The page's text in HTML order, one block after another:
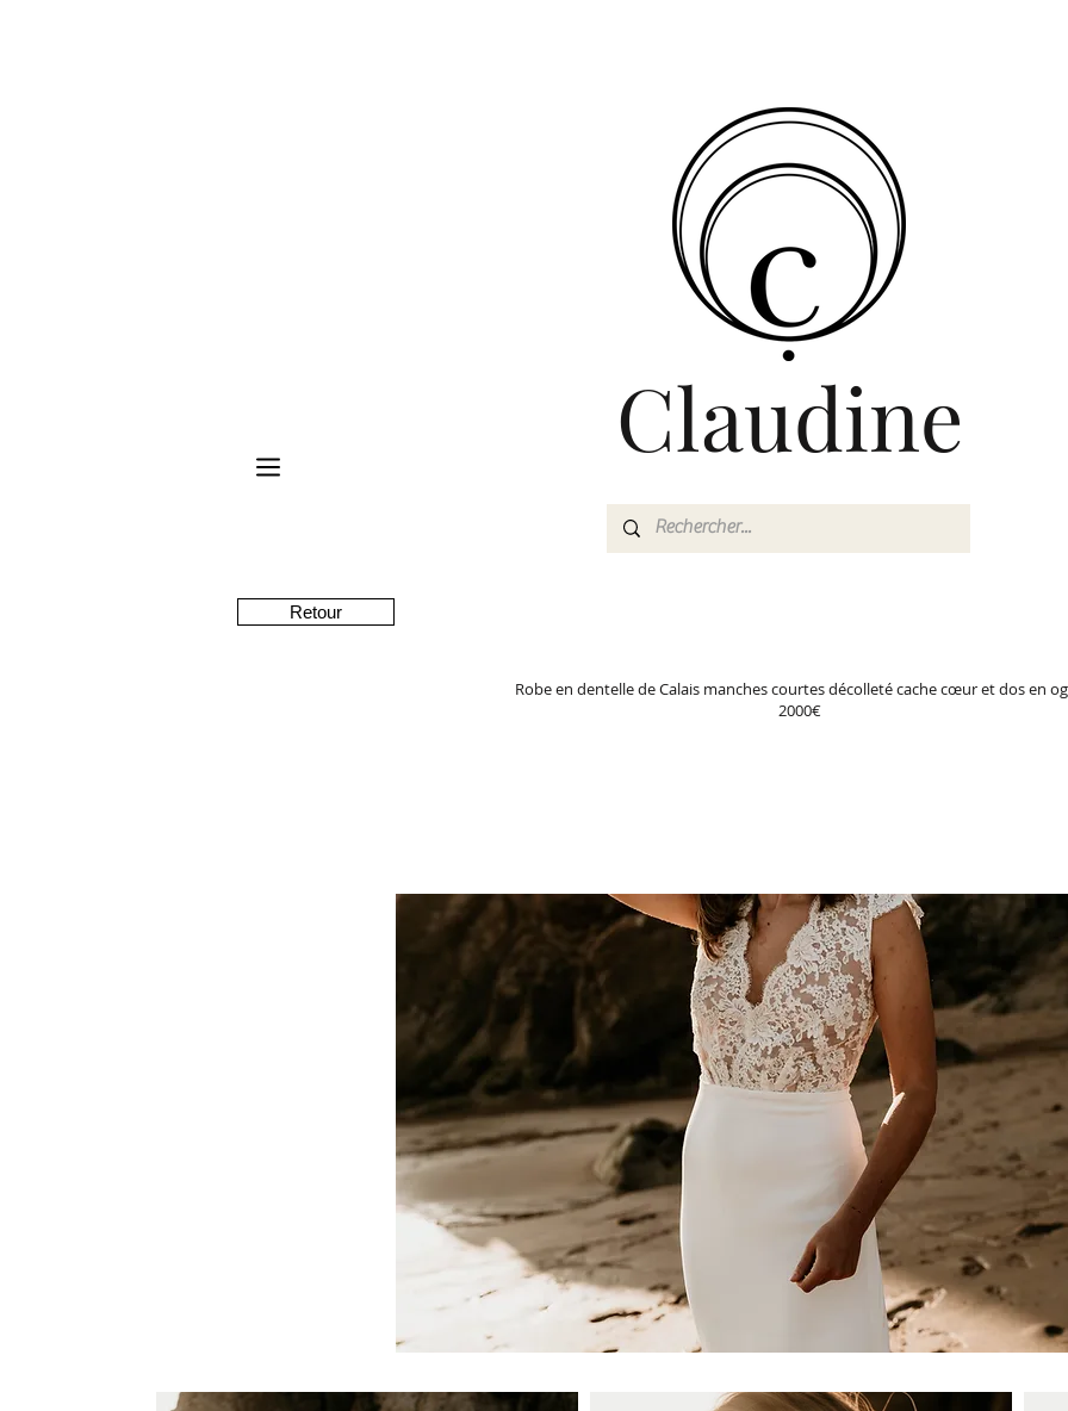
Claudine
Retour
Robe en dentelle de Calais manches courtes décolleté cache cœur et dos en
2000€